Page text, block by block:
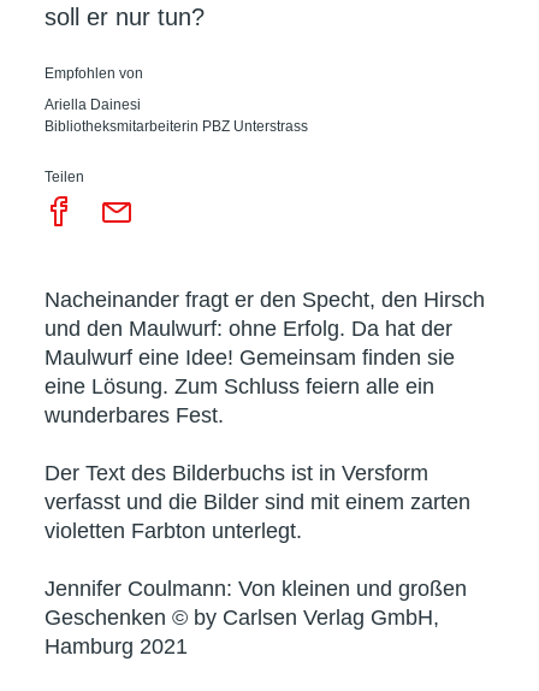
soll er nur tun?
Empfohlen von
Ariella Dainesi
Bibliotheksmitarbeiterin PBZ Unterstrass
Teilen
Nacheinander fragt er den Specht, den Hirsch
und den Maulwurf: ohne Erfolg. Da hat der
Maulwurf eine Idee! Gemeinsam finden sie
eine Lösung. Zum Schluss feiern alle ein
wunderbares Fest.
Der Text des Bilderbuchs ist in Versform
verfasst und die Bilder sind mit einem zarten
violetten Farbton unterlegt.
Jennifer Coulmann: Von kleinen und großen
Geschenken © by Carlsen Verlag GmbH,
Hamburg 2021